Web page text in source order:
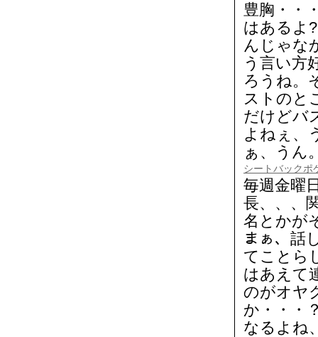
豊胸・・
はあるよ
んじゃな
う言い方
ろうね。
ストのと
だけどバ
よねぇ、
ぁ、うん
シートバックポ
毎週金曜
長、、、
名とかが
まぁ、話
てことら
はあえて
のがオヤ
か・・・
なるよね